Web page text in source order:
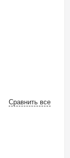
Сравнить все